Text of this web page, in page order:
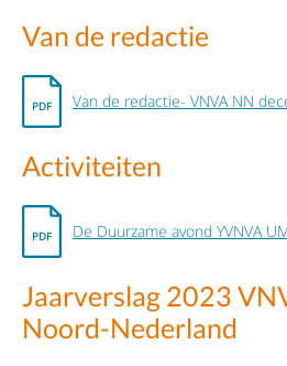
Van de redactie
Van de redactie- VNVA NN
Activiteiten
De Duurzame avond YVNVA
Jaarverslag 2023
Noord-Nederland